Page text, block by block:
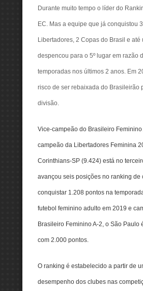
Durante muito tempo o líder do
EC. Mas a equipe que já conquistou
Libertadores, 2 Copas do Brasil e até
despencou para o 5º lugar em razão
temporadas nos últimos 2 anos. Em
risco de ser rebaixada do Brasileirão
divisão.
Vice-campeão do Brasileiro Feminino
campeão da Libertadores Feminina
Corinthians-SP (9.424) está no
avançou seis posições no ranking de
conquistar 1.208 pontos na
futebol feminino adulto em 2019 e
Brasileiro Feminino A-2, o São Paulo
com 2.000 pontos.
O ranking é estabelecido a partir de
desempenho dos clubes nas